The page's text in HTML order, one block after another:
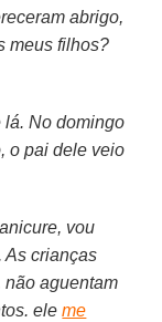
abrigo,
meus filhos?
lá. No domingo
o pai dele veio
vou
As crianças
não aguentam
eleme